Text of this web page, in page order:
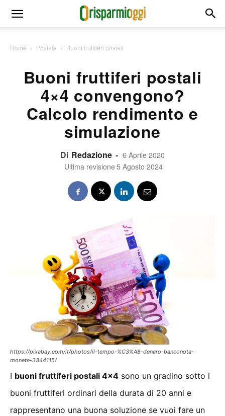
Home Postale Buoni fruttiferi postali
Buoni fruttiferi postali
4×4 convengono?
Calcolo rendimento e
simulazione
Di Redazione - 6 Aprile 2020
Ultima revisione 5 Agosto 2024
https://pixabay.com/it/photos/il-tempo-%C3%A8-denaro-banconota-
monete-3344115/
I buoni fruttiferi postali 4×4 sono un gradino sotto i
buoni fruttiferi ordinari della durata di 20 anni e
rappresentano una buona soluzione se vuoi fare un